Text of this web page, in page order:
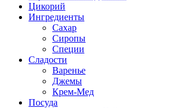
Цикорий
Ингредиенты
Сахар
Сиропы
Специи
Сладости
Варенье
Джемы
Крем-Мед
Посуда